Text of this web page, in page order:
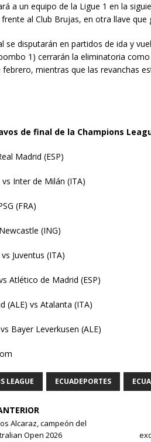
a un equipo de la Ligue 1 en la
al Club Brujas, en otra llave que
se disputarán en partidos de ida y
1) cerrarán la eliminatoria
mientras que las revanchas
de final de la Champions
Madrid (ESP)
Inter de Milán (ITA)
(FRA)
(ING)
Juventus (ITA)
Atlético de Madrid (ESP)
(ALE) vs Atalanta (ITA)
Bayer Leverkusen (ALE)
LEAGUE ECUADEPORTES
Alcaraz, campeón del
Open 2026